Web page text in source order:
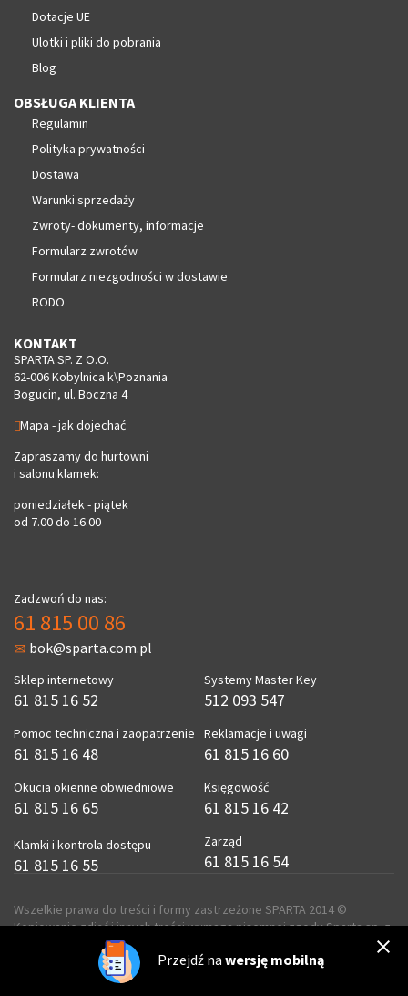
Dotacje UE
Ulotki i pliki do pobrania
Blog
OBSŁUGA KLIENTA
Regulamin
Polityka prywatności
Dostawa
Warunki sprzedaży
Zwroty- dokumenty, informacje
Formularz zwrotów
Formularz niezgodności w dostawie
RODO
KONTAKT
SPARTA SP. Z O.O.
62-006 Kobylnica k\Poznania
Bogucin, ul. Boczna 4
Mapa - jak dojechać
Zapraszamy do hurtowni
i salonu klamek:
poniedziałek - piątek
od 7.00 do 16.00
Zadzwoń do nas:
61 815 00 86
bok@sparta.com.pl
Sklep internetowy
61 815 16 52
Pomoc techniczna i zaopatrzenie
61 815 16 48
Okucia okienne obwiedniowe
61 815 16 65
Klamki i kontrola dostępu
61 815 16 55
Systemy Master Key
512 093 547
Reklamacje i uwagi
61 815 16 60
Księgowość
61 815 16 42
Zarząd
61 815 16 54
Wszelkie prawa do treści i formy zastrzeżone SPARTA 2014 ©
Kopiowanie zdjęć i innych treści wymaga pisemnej zgody Sparta sp. z
realizacja
Przejdź na wersję mobilną